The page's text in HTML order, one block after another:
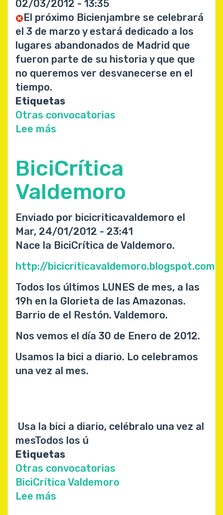
por
jose
couso.
02/03/2012 - 13:35
El próximo Bicienjambre se celebrará
el 3 de marzo y estará dedicado a los
lugares abandonados de Madrid que
fueron parte de su historia y que que
no queremos ver desvanecerse en el
tiempo.
Etiquetas
Otras convocatorias
Lee más
marzo
3/3
BiciCrítica
Valdemoro
Enviado por bicicriticavaldemoro el
Mar, 24/01/2012 - 23:41
Nace la BiciCrítica de Valdemoro.
http://bicicriticavaldemoro.blogspot.com
Todos los últimos LUNES de mes, a las
19h en la Glorieta de las Amazonas.
Barrio de el Restón. Valdemoro.
Nos vemos el día 30 de Enero de 2012.
Usamos la bici a diario. Lo celebramos
una vez al mes.
Usa la bici a diario, celébralo una vez al
mesTodos los ú
Etiquetas
Otras convocatorias
BiciCrítica Valdemoro
Lee más